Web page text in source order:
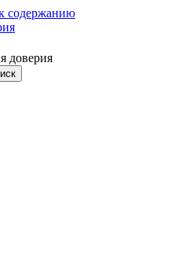
содержанию
доверия